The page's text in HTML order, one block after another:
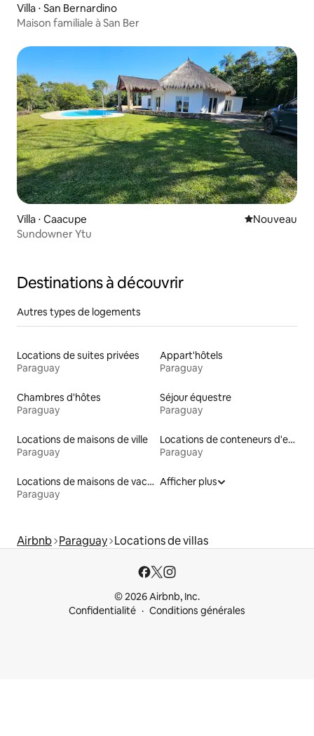
Villa ⋅ San Bernardino
Maison familiale à San Ber
Villa ⋅ Caacupe Nouvel
Nouveau
Sundowner Ytu
Destinations à découvrir
Autres types de logements
Locations de suites privées
Paraguay
Appart'hôtels
Paraguay
Chambres d'hôtes
Paraguay
Séjour équestre
Paraguay
Locations de maisons de ville
Paraguay
Locations de conteneurs d'expédition
Paraguay
Locations de maisons de vacances
Paraguay
Afficher plus
Airbnb Paraguay Locations de villas
© 2026 Airbnb, Inc.
Confidentialité
Conditions générales